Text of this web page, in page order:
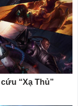
“Xạ Thủ”